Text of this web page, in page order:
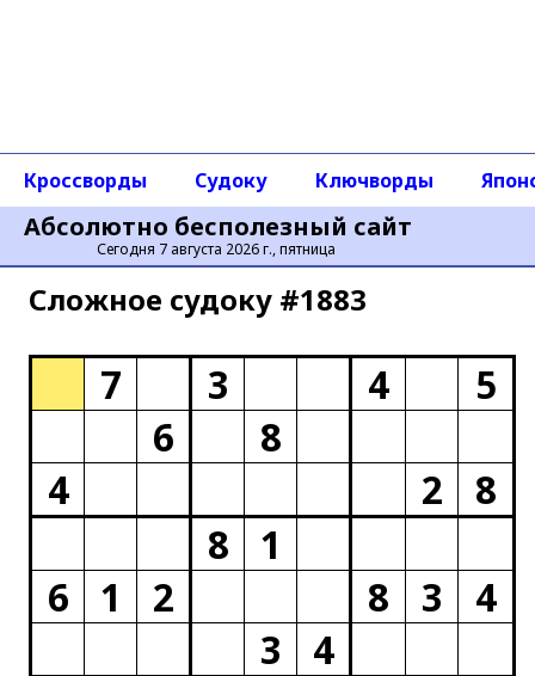
Абсолютно бесполезный сайт
Сегодня 7 августа 2026 г., пятница
Кроссворды Судоку Ключворды
Сложное cудоку #1883
7 3 4
5
6
8
4
2
8
8
1
6
1 2 8 3
4
3
4